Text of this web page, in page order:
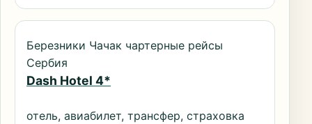
Березники Чачак чартерные рейсы
Сербия
Dash Hotel 4*
отель, авиабилет, трансфер, страховка